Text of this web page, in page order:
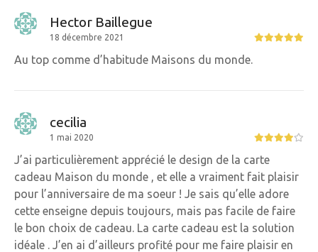
Hector Baillegue
18 décembre 2021
Au top comme d’habitude Maisons du monde.
cecilia
1 mai 2020
J’ai particulièrement apprécié le design de la carte
cadeau Maison du monde , et elle a vraiment fait plaisir
pour l’anniversaire de ma soeur ! Je sais qu’elle adore
cette enseigne depuis toujours, mais pas facile de faire
le bon choix de cadeau. La carte cadeau est la solution
idéale . J’en ai d’ailleurs profité pour me faire plaisir en